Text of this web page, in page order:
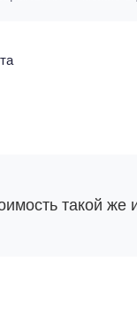
такой